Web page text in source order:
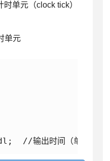
单元（clock tick）
单元
//输出时间（单位：ｓ）